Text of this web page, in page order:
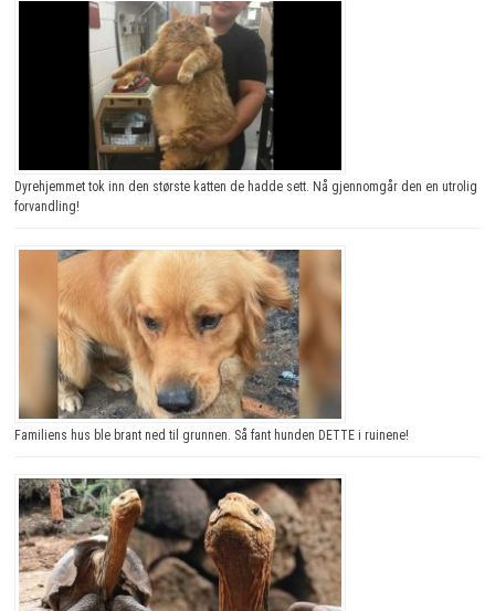
Dyrehjemmet tok inn den største katten de hadde sett. Nå gjennomgår den en utrolig
forvandling!
Familiens hus ble brant ned til grunnen. Så fant hunden DETTE i ruinene!